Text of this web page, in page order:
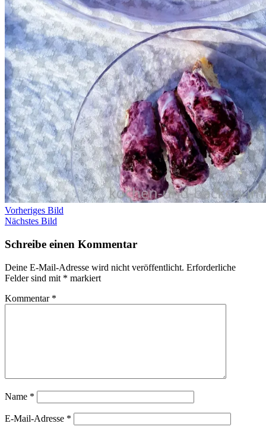
Vorheriges Bild
Nächstes Bild
Schreibe einen Kommentar
Deine E-Mail-Adresse wird nicht veröffentlicht. Erforderliche
Felder sind mit * markiert
Kommentar *
Name *
E-Mail-Adresse *